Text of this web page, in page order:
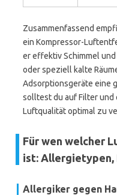
Zusammenfassend
ein Kompressor-
er effektiv Schimmel
oder speziell kalte
Adsorptionsgeräte eine
solltest du auf Filter und
Luftqualität optimal zu
Für wen welcher
ist: Allergietypen,
Allergiker gegen